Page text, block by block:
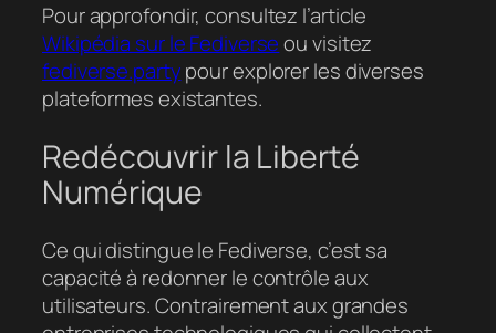
Pour approfondir, consultez l’article
Wikipédia sur le Fediverseou visitez
fediverse.partypour explorer les diverses
plateformes existantes.
Redécouvrir la Liberté
Numérique
Ce qui distingue le Fediverse, c’est sa
capacité à redonner le contrôle aux
utilisateurs. Contrairement aux grandes